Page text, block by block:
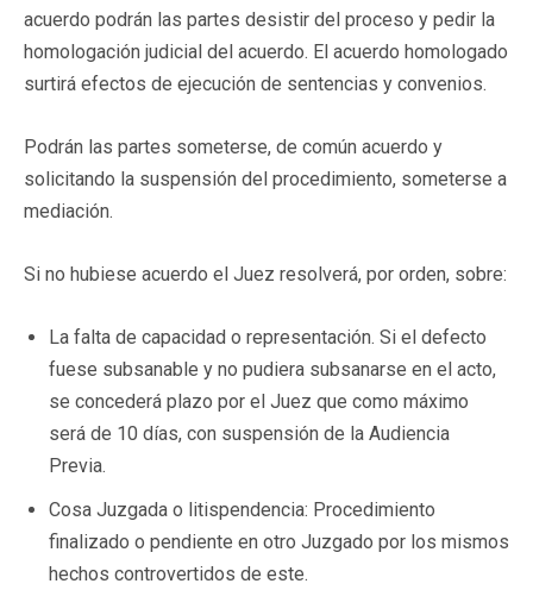
acuerdo podrán las partes desistir del proceso y pedir la
homologación judicial del acuerdo. El acuerdo homologado
surtirá efectos de ejecución de sentencias y convenios.
Podrán las partes someterse, de común acuerdo y
solicitando la suspensión del procedimiento, someterse a
mediación.
Si no hubiese acuerdo el Juez resolverá, por orden, sobre:
La falta de capacidad o representación. Si el defecto
fuese subsanable y no pudiera subsanarse en el acto,
se concederá plazo por el Juez que como máximo
será de 10 días, con suspensión de la Audiencia
Previa.
Cosa Juzgada o litispendencia: Procedimiento
finalizado o pendiente en otro Juzgado por los mismos
hechos controvertidos de este.